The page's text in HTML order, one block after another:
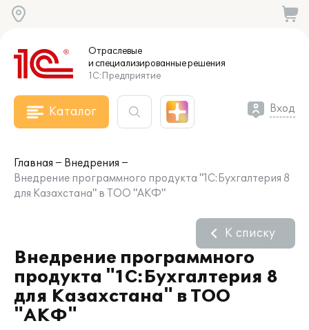
Отраслевые
и специализированныерешения
1С:Предприятие
Каталог Вход
Главная
Внедрения
Внедрение программного продукта "1С:Бухгалтерия 8
для Казахстана" в ТОО "АКФ"
Внедрение программного
продукта "1С:Бухгалтерия 8
для Казахстана" в ТОО
"АКФ"
К списку